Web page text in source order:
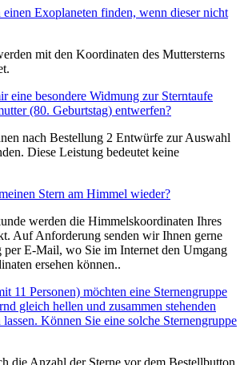
einen Exoplaneten finden, wenn dieser nicht
mit den Koordinaten des Muttersterns
eine besondere Widmung zur Sterntaufe
(80. Geburtstag) entwerfen?
nach Bestellung 2 Entwürfe zur Auswahl
Diese Leistung bedeutet keine
Stern am Himmel wieder?
werden die Himmelskoordinaten Ihres
Auf Anforderung senden wir Ihnen gerne
per E-Mail, wo Sie im Internet den Umgang
ersehen können..
11 Personen) möchten eine Sternengruppe
gleich hellen und zusammen stehenden
lassen. Können Sie eine solche Sternengruppe
die Anzahl der Sterne vor dem Bestellbutton